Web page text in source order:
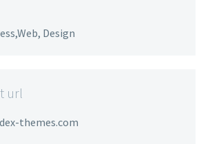
Design
url
themes.com